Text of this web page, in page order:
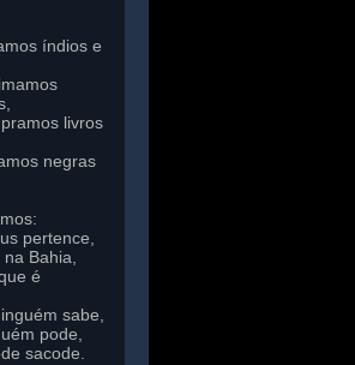
índios e
livros
negras
pertence,
Bahia,
é
sabe,
pode,
sacode.